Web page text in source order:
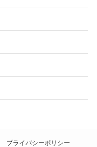
プライバシーポリシー